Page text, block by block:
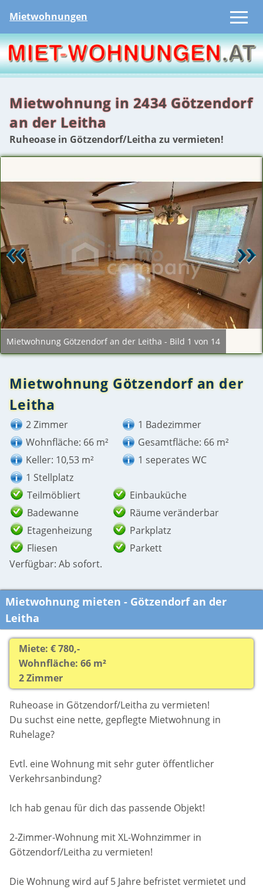
Mietwohnungen
Mietwohnung in 2434 Götzendorf
an der Leitha
Ruheoase in Götzendorf/Leitha zu vermieten!
Mietwohnung Götzendorf an der Leitha - Bild 1 von 14
Mietwohnung Götzendorf an der
Leitha
2 Zimmer
1 Badezimmer
Wohnfläche: 66 m²
Gesamtfläche: 66 m²
Keller: 10,53 m²
1 seperates WC
1 Stellplatz
Teilmöbliert
Einbauküche
Badewanne
Räume veränderbar
Etagenheizung
Parkplatz
Fliesen
Parkett
Verfügbar: Ab sofort.
Mietwohnung mieten - Götzendorf an der
Leitha
Miete: € 780,-
Wohnfläche: 66 m²
2 Zimmer
Ruheoase in Götzendorf/Leitha zu vermieten!
Du suchst eine nette, gepflegte Mietwohnung in
Ruhelage?
Evtl. eine Wohnung mit sehr guter öffentlicher
Verkehrsanbindung?
Ich hab genau für dich das passende Objekt!
2-Zimmer-Wohnung mit XL-Wohnzimmer in
Götzendorf/Leitha zu vermieten!
Die Wohnung wird auf 5 Jahre befristet vermietet und